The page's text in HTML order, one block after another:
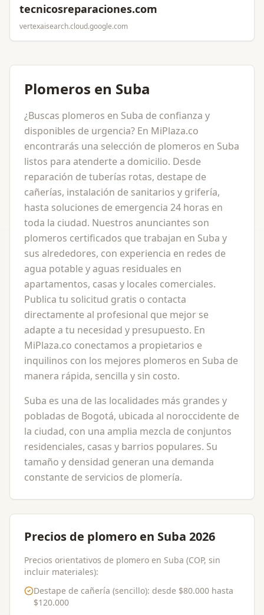
tecnicosreparaciones.com
vertexaisearch.cloud.google.com
Plomeros en Suba
¿Buscas plomeros en Suba de confianza y
disponibles de urgencia? En MiPlaza.co
encontrarás una selección de plomeros en Suba
listos para atenderte a domicilio. Desde
reparación de tuberías rotas, destape de
cañerías, instalación de sanitarios y grifería,
hasta soluciones de emergencia 24 horas en
toda la ciudad. Nuestros anunciantes son
plomeros certificados que trabajan en Suba y
sus alrededores, con experiencia en redes de
agua potable y aguas residuales en
apartamentos, casas y locales comerciales.
Publica tu solicitud gratis o contacta
directamente al profesional que mejor se
adapte a tu necesidad y presupuesto. En
MiPlaza.co conectamos a propietarios e
inquilinos con los mejores plomeros en Suba de
manera rápida, sencilla y sin costo.
Suba es una de las localidades más grandes y
pobladas de Bogotá, ubicada al noroccidente de
la ciudad, con una amplia mezcla de conjuntos
residenciales, casas y barrios populares. Su
tamaño y densidad generan una demanda
constante de servicios de plomería.
Precios de plomero en Suba 2026
Precios orientativos de plomero en Suba (COP, sin
incluir materiales):
Destape de cañería (sencillo): desde $80.000 hasta
$120.000